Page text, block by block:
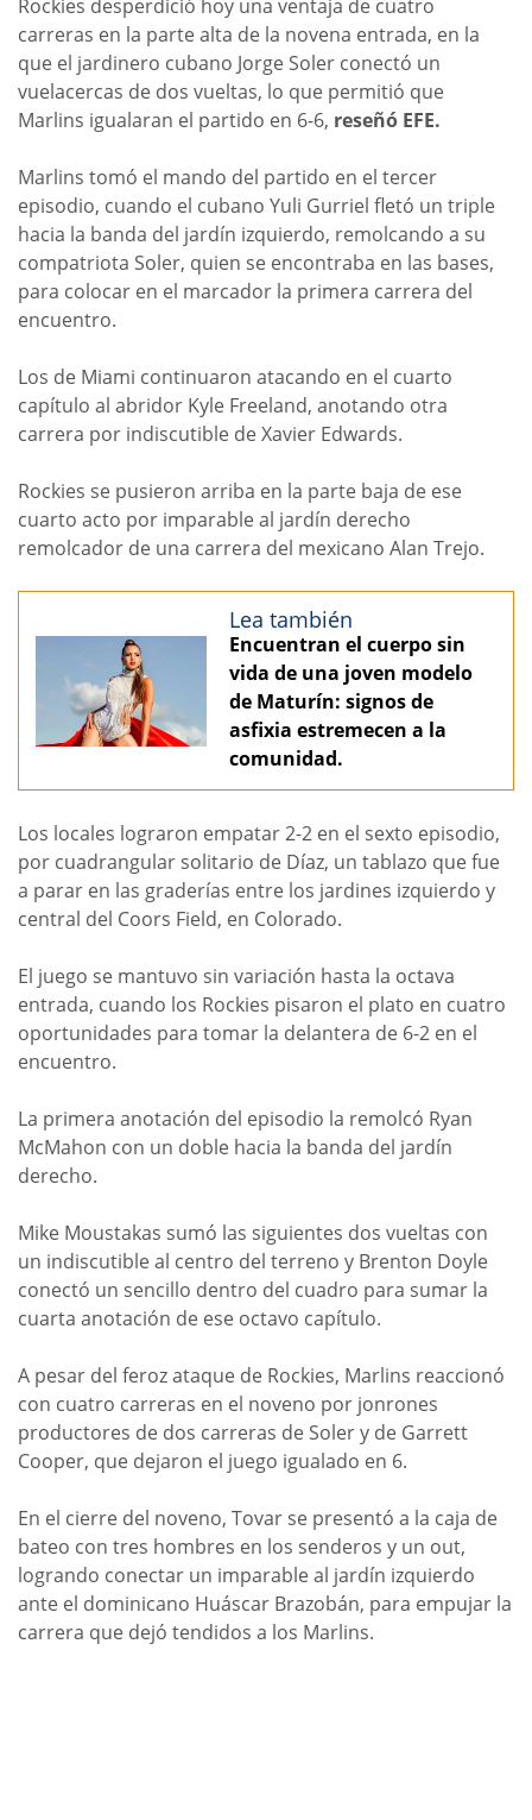
Rockies desperdició hoy una ventaja de cuatro
carreras en la parte alta de la novena entrada, en la
que el jardinero cubano Jorge Soler conectó un
vuelacercas de dos vueltas, lo que permitió que
Marlins igualaran el partido en 6-6, reseñó EFE.
Marlins tomó el mando del partido en el tercer
episodio, cuando el cubano Yuli Gurriel fletó un triple
hacia la banda del jardín izquierdo, remolcando a su
compatriota Soler, quien se encontraba en las bases,
para colocar en el marcador la primera carrera del
encuentro.
Los de Miami continuaron atacando en el cuarto
capítulo al abridor Kyle Freeland, anotando otra
carrera por indiscutible de Xavier Edwards.
Rockies se pusieron arriba en la parte baja de ese
cuarto acto por imparable al jardín derecho
remolcador de una carrera del mexicano Alan Trejo.
Lea también
Encuentran el cuerpo sin
vida de una joven modelo
de Maturín: signos de
asfixia estremecen a la
comunidad.
Los locales lograron empatar 2-2 en el sexto episodio,
por cuadrangular solitario de Díaz, un tablazo que fue
a parar en las graderías entre los jardines izquierdo y
central del Coors Field, en Colorado.
El juego se mantuvo sin variación hasta la octava
entrada, cuando los Rockies pisaron el plato en cuatro
oportunidades para tomar la delantera de 6-2 en el
encuentro.
La primera anotación del episodio la remolcó Ryan
McMahon con un doble hacia la banda del jardín
derecho.
Mike Moustakas sumó las siguientes dos vueltas con
un indiscutible al centro del terreno y Brenton Doyle
conectó un sencillo dentro del cuadro para sumar la
cuarta anotación de ese octavo capítulo.
A pesar del feroz ataque de Rockies, Marlins reaccionó
con cuatro carreras en el noveno por jonrones
productores de dos carreras de Soler y de Garrett
Cooper, que dejaron el juego igualado en 6.
En el cierre del noveno, Tovar se presentó a la caja de
bateo con tres hombres en los senderos y un out,
logrando conectar un imparable al jardín izquierdo
ante el dominicano Huáscar Brazobán, para empujar la
carrera que dejó tendidos a los Marlins.